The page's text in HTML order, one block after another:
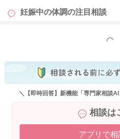
妊娠中の体調の注目相談
もっと見
＼【即時回答】新機能「専門家相談
相談は
アプリで相